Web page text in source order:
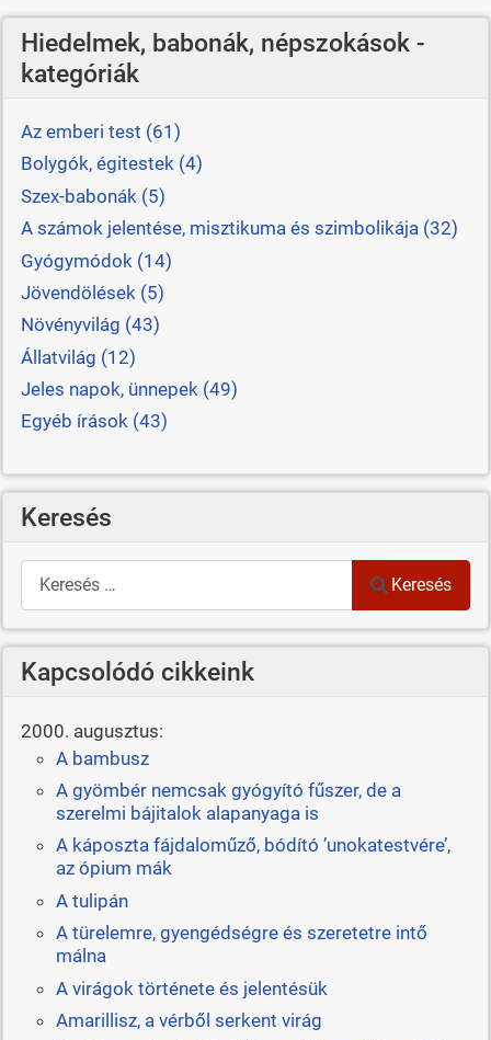
Hiedelmek, babonák, népszokások -
kategóriák
Az emberi test (61)
Bolygók, égitestek (4)
Szex-babonák (5)
A számok jelentése, misztikuma és szimbolikája (32)
Gyógymódok (14)
Jövendölések (5)
Növényvilág (43)
Állatvilág (12)
Jeles napok, ünnepek (49)
Egyéb írások (43)
Keresés
Keresés
Keresés
Kapcsolódó cikkeink
2000. augusztus:
A bambusz
A gyömbér nemcsak gyógyító fűszer, de a
szerelmi bájitalok alapanyaga is
A káposzta fájdaloműző, bódító ’unokatestvére’,
az ópium mák
A tulipán
A türelemre, gyengédségre és szeretetre intő
málna
A virágok története és jelentésük
Amarillisz, a vérből serkent virág